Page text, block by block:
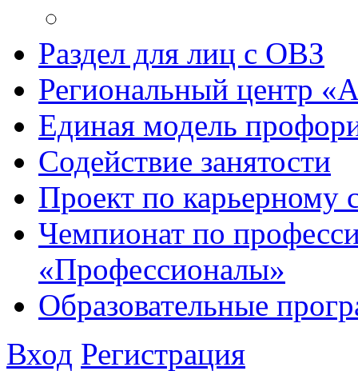
Раздел для лиц с ОВЗ
Региональный центр
Единая модель
Содействие занятости
Проект по
Чемпионат по
«Профессионалы»
Образовательные
Вход Регистрация